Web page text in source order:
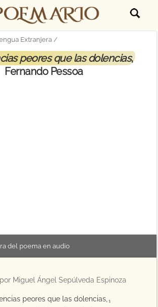
Extranjera
peores que las dolencias,
Fernando Pessoa
del poema en audio
Miguel Ángel Sepúlveda Espinoza
peores que las dolencias, 1